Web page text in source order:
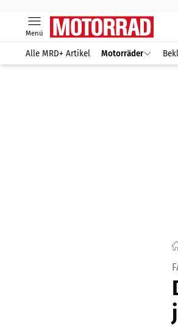
Menü
Alle MRD+ Artikel Motorräder